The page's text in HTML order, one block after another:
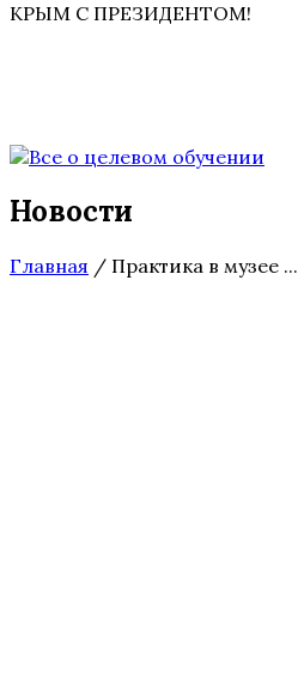
КРЫМ С ПРЕЗИДЕНТОМ!
Новости
Главная / Практика в музее ...